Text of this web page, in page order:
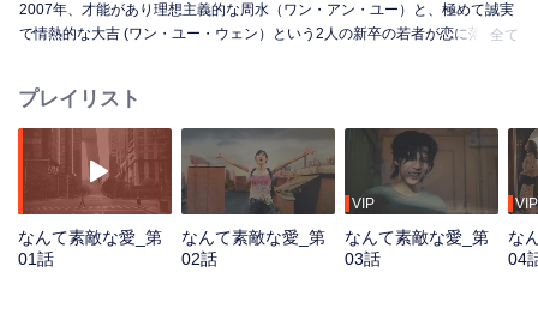
2007年、才能があり理想主義的な周水（ワン・アン・ユー）と、極めて誠実
で情熱的な大吉 (ワン・ユー・ウェン）という2人の新卒の若者が恋に落ちま
した。現実が2人の希望と衝突し始めると、将来はますます不確実に感じられ
始め、またお互いへの献身は依然として強いままですが、プレッシャーは高
まり続けていきます。そして年月が経つにつれ、予期せぬ困難、秘密の疑
念、時間の経過が2人の間に亀裂を生じさせようとしています。はたして2人
は愛によって困難を乗り越え、今でも大切にしている夢を実現させることが
できるのでしょうか？
全て
プレイリスト
なんて素敵な愛_第
01話
なんて素敵な愛_第
02話
VIP
なんて素敵な愛_第
03話
VIP
な
04